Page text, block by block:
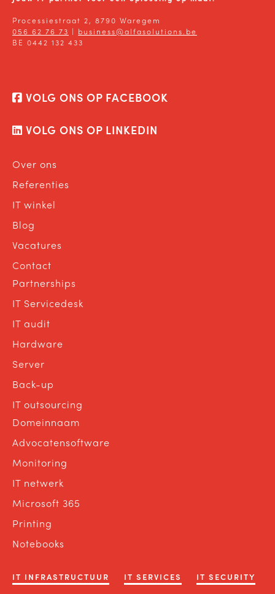
Processiestraat 2, 8790 Waregem
056 62 76 73 | business@alfasolutions.be
BE 0442 132 433
VOLG ONS OP FACEBOOK
VOLG ONS OP LINKEDIN
Over ons
Referenties
IT winkel
Blog
Vacatures
Contact
Partnerships
IT Servicedesk
IT audit
Hardware
Server
Back-up
IT outsourcing
Domeinnaam
Advocatensoftware
Monitoring
IT netwerk
Microsoft 365
Printing
Notebooks
IT INFRASTRUCTUUR IT SERVICES
IT SECURITY